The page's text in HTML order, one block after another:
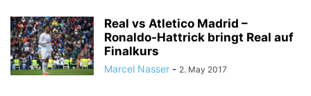
Real vs Atletico Madrid –
Ronaldo-Hattrick bringt Real auf
Finalkurs
Marcel Nasser - 2. May 2017